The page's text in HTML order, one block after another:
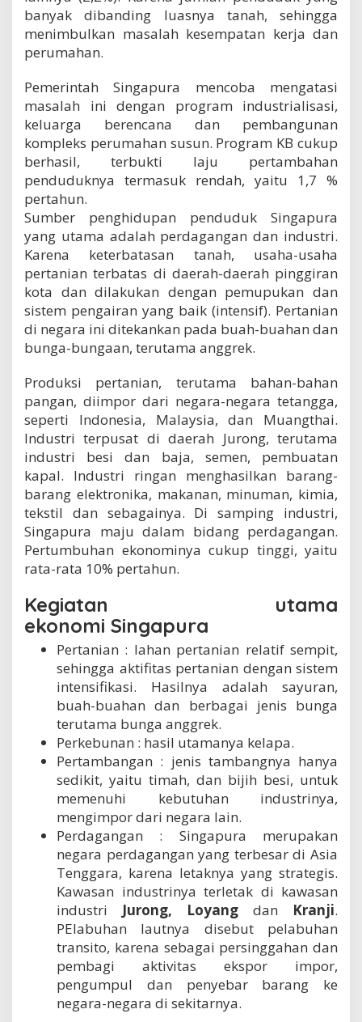
banyak dibanding luasnya tanah, sehingga
menimbulkan masalah kesempatan kerja dan
perumahan.
Pemerintah Singapura mencoba mengatasi
masalah ini dengan program industrialisasi,
keluarga berencana dan pembangunan
kompleks perumahan susun. Program KB cukup
berhasil, terbukti laju pertambahan
penduduknya termasuk rendah, yaitu 1,7 %
pertahun.
Sumber penghidupan penduduk Singapura
yang utama adalah perdagangan dan industri.
Karena keterbatasan tanah, usaha-usaha
pertanian terbatas di daerah-daerah pinggiran
kota dan dilakukan dengan pemupukan dan
sistem pengairan yang baik (intensif). Pertanian
di negara ini ditekankan pada buah-buahan dan
bunga-bungaan, terutama anggrek.
Produksi pertanian, terutama bahan-bahan
pangan, diimpor dari negara-negara tetangga,
seperti Indonesia, Malaysia, dan Muangthai.
Industri terpusat di daerah Jurong, terutama
industri besi dan baja, semen, pembuatan
kapal. Industri ringan menghasilkan barang-
barang elektronika, makanan, minuman, kimia,
tekstil dan sebagainya. Di samping industri,
Singapura maju dalam bidang perdagangan.
Pertumbuhan ekonominya cukup tinggi, yaitu
rata-rata 10% pertahun.
Kegiatan utama
ekonomi Singapura
Pertanian : lahan pertanian relatif sempit,
sehingga aktifitas pertanian dengan sistem
intensifikasi. Hasilnya adalah sayuran,
buah-buahan dan berbagai jenis bunga
terutama bunga anggrek.
Perkebunan : hasil utamanya kelapa.
Pertambangan : jenis tambangnya hanya
sedikit, yaitu timah, dan bijih besi, untuk
memenuhi kebutuhan industrinya,
mengimpor dari negara lain.
Perdagangan : Singapura merupakan
negara perdagangan yang terbesar di Asia
Tenggara, karena letaknya yang strategis.
Kawasan industrinya terletak di kawasan
industri Jurong, Loyang dan Kranji.
PElabuhan lautnya disebut pelabuhan
transito, karena sebagai persinggahan dan
pembagi aktivitas ekspor impor,
pengumpul dan penyebar barang ke
negara-negara di sekitarnya.